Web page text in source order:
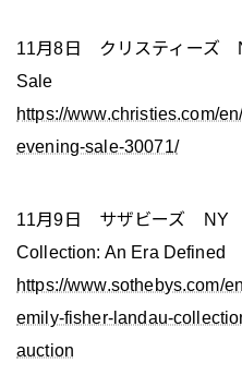
11月8日 クリスティー
Sale
https://www.christies.com/
evening-sale-30071/
11月9日 サザビーズ NY
Collection: An Era Defined
https://www.sothebys.com/
emily-fisher-landau-
auction